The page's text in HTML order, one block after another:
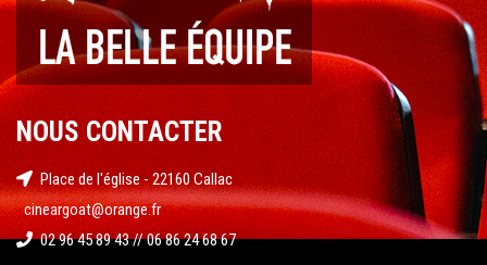
NOUS CONTACTER
Place de l'église - 22160 Callac
cineargoat@orange.fr
02 96 45 89 43 // 06 86 24 68 67